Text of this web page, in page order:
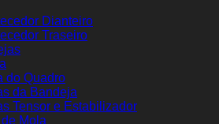
Dianteiro
Traseiro
do Quadro
da Bandeja
Tensor e Estabilizador
Mola